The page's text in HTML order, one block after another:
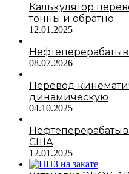
Калькулятор
тонны и обратно
12.01.2025
08.07.2026
Перевод
динамическую
04.10.2025
США
12.01.2025